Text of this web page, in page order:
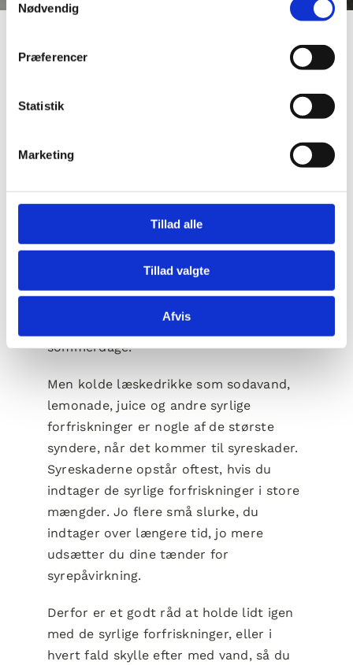
Nødvendig
Præferencer
Statistik
Marketing
Tillad alle
Tillad valgte
Afvis
forfriskninger kan lokke på de varme
sommerdage.
Men kolde læskedrikke som sodavand,
lemonade, juice og andre syrlige
forfriskninger er nogle af de største
syndere, når det kommer til syreskader.
Syreskaderne opstår oftest, hvis du
indtager de syrlige forfriskninger i store
mængder. Jo flere små slurke, du
indtager over længere tid, jo mere
udsætter du dine tænder for
syrepåvirkning.
Derfor er et godt råd at holde lidt igen
med de syrlige forfriskninger, eller i
hvert fald skylle efter med vand, så du